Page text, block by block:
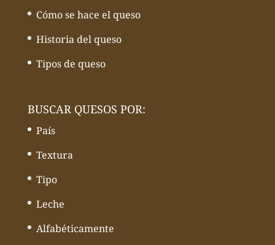
Cómo se hace el queso
Historia del queso
Tipos de queso
BUSCAR QUESOS POR:
País
Textura
Tipo
Leche
Alfabéticamente